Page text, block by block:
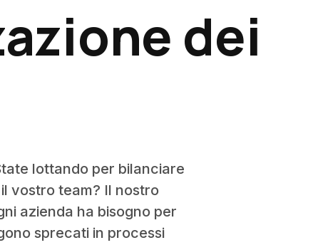
dei
lottando per bilanciare
vostro team? Il nostro
azienda ha bisogno per
sprecati in processi